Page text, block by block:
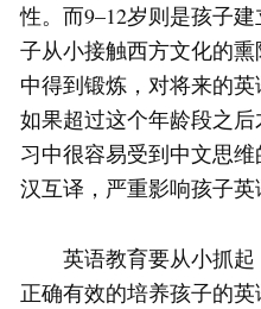
性。而9–12岁则是孩子
子从小接触西方文化的
中得到锻炼，对将来的
如果超过这个年龄段之
习中很容易受到中文思
汉互译，严重影响孩子英
英语教育要从小抓起
正确有效的培养孩子的